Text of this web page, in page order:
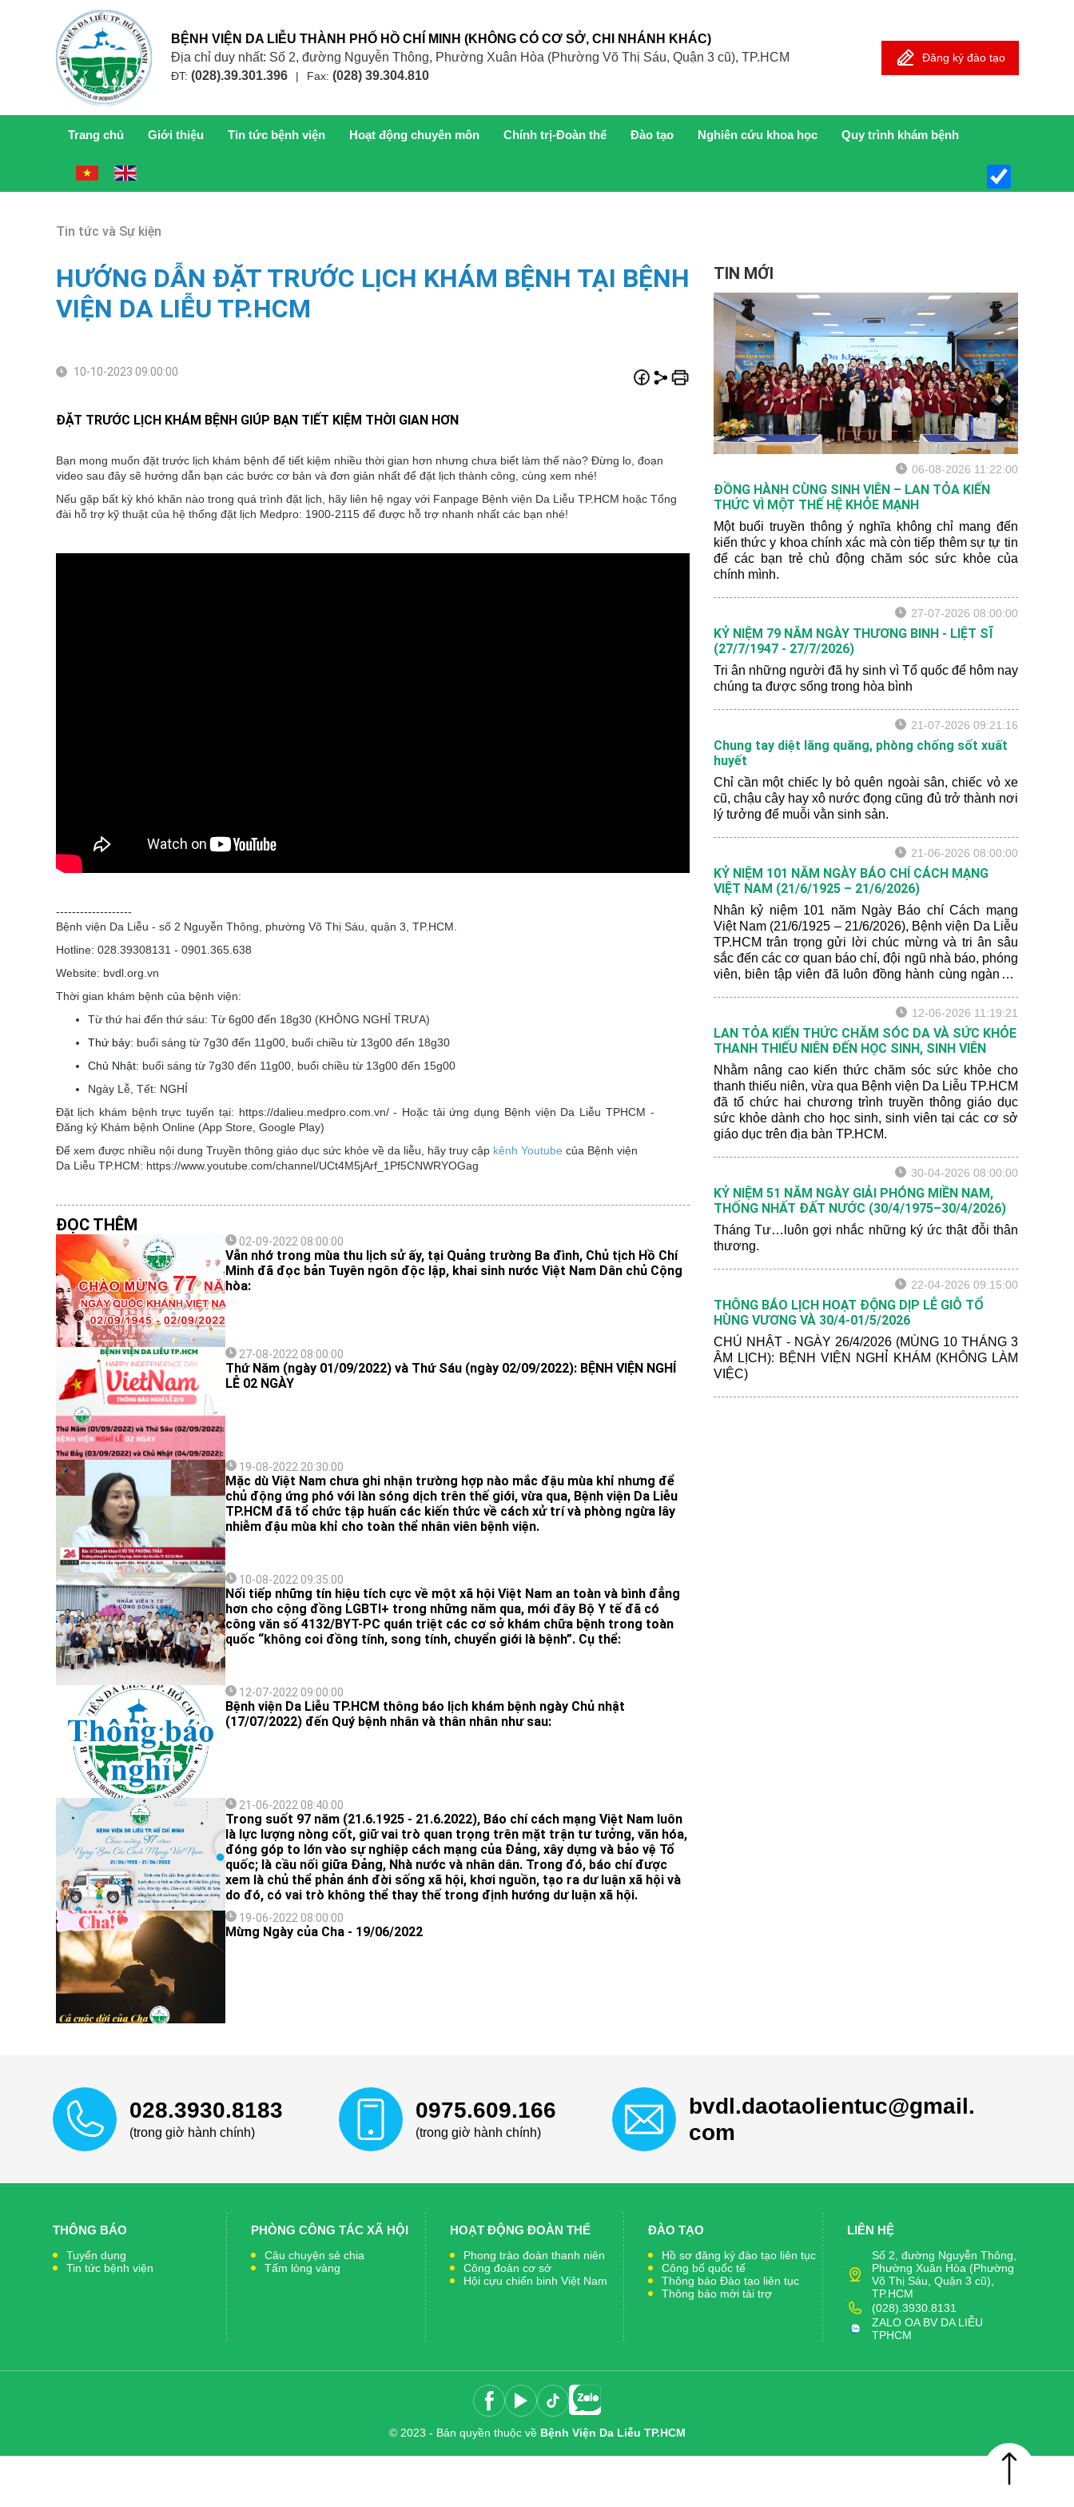
BỆNH VIỆN DA LIỄU THÀNH PHỐ HỒ CHÍ MINH (KHÔNG CÓ CƠ SỞ, CHI NHÁNH KHÁC)
Địa chỉ duy nhất: Số 2, đường Nguyễn Thông, Phường Xuân Hòa (Phường Võ Thị Sáu, Quận 3 cũ), TP.HCM
ĐT: (028).39.301.396 | Fax: (028) 39.304.810
Đăng ký đào tạo
Trang chủ Giới thiệu Tin tức bệnh viện Hoạt động chuyên môn Chính trị-Đoàn thể Đào tạo Nghiên cứu khoa học Quy trình khám bệnh
Tin tức và Sự kiện
HƯỚNG DẪN ĐẶT TRƯỚC LỊCH KHÁM BỆNH TẠI BỆNH
VIỆN DA LIỄU TP.HCM
10-10-2023 09:00:00
ĐẶT TRƯỚC LỊCH KHÁM BỆNH GIÚP BẠN TIẾT KIỆM THỜI GIAN HƠN
Bạn mong muốn đặt trước lịch khám bệnh để tiết kiệm nhiều thời gian hơn nhưng chưa biết làm thế nào? Đừng lo, đoạn
video sau đây sẽ hướng dẫn bạn các bước cơ bản và đơn giản nhất để đặt lịch thành công, cùng xem nhé!
Nếu gặp bất kỳ khó khăn nào trong quá trình đặt lịch, hãy liên hệ ngay với Fanpage Bệnh viện Da Liễu TP.HCM hoặc Tổng
đài hỗ trợ kỹ thuật của hệ thống đặt lịch Medpro: 1900-2115 để được hỗ trợ nhanh nhất các bạn nhé!
-------------------
Bệnh viện Da Liễu - số 2 Nguyễn Thông, phường Võ Thị Sáu, quận 3, TP.HCM.
Hotline: 028.39308131 - 0901.365.638
Website: bvdl.org.vn
Thời gian khám bệnh của bệnh viện:
Từ thứ hai đến thứ sáu: Từ 6g00 đến 18g30 (KHÔNG NGHỈ TRƯA)
Thứ bảy: buổi sáng từ 7g30 đến 11g00, buổi chiều từ 13g00 đến 18g30
Chủ Nhật: buổi sáng từ 7g30 đến 11g00, buổi chiều từ 13g00 đến 15g00
Ngày Lễ, Tết: NGHỈ
Đặt lịch khám bệnh trực tuyến tại: https://dalieu.medpro.com.vn/ - Hoặc tải ứng dụng Bệnh viện Da Liễu TPHCM -
Đăng ký Khám bệnh Online (App Store, Google Play)
Để xem được nhiều nội dung Truyền thông giáo dục sức khỏe về da liễu, hãy truy cậpkênh Youtube của Bệnh viện
Da Liễu TP.HCM: https://www.youtube.com/channel/UCt4M5jArf_1Pf5CNWRYOGag
ĐỌC THÊM
02-09-2022 08:00:00
Vẫn nhớ trong mùa thu lịch sử ấy, tại Quảng trường Ba đình, Chủ tịch Hồ Chí
Minh đã đọc bản Tuyên ngôn độc lập, khai sinh nước Việt Nam Dân chủ Cộng
hòa:
27-08-2022 08:00:00
Thứ Năm (ngày 01/09/2022) và Thứ Sáu (ngày 02/09/2022): BỆNH VIỆN NGHỈ
LỄ 02 NGÀY
19-08-2022 20:30:00
Mặc dù Việt Nam chưa ghi nhận trường hợp nào mắc đậu mùa khỉ nhưng để
chủ động ứng phó với làn sóng dịch trên thế giới, vừa qua, Bệnh viện Da Liễu
TP.HCM đã tổ chức tập huấn các kiến thức về cách xử trí và phòng ngừa lây
nhiễm đậu mùa khỉ cho toàn thể nhân viên bệnh viện.
10-08-2022 09:35:00
Nối tiếp những tín hiệu tích cực về một xã hội Việt Nam an toàn và bình đẳng
hơn cho cộng đồng LGBTI+ trong những năm qua, mới đây Bộ Y tế đã có
công văn số 4132/BYT-PC quán triệt các cơ sở khám chữa bệnh trong toàn
quốc “không coi đồng tính, song tính, chuyển giới là bệnh”. Cụ thể:
12-07-2022 09:00:00
Bệnh viện Da Liễu TP.HCM thông báo lịch khám bệnh ngày Chủ nhật
(17/07/2022) đến Quý bệnh nhân và thân nhân như sau:
21-06-2022 08:40:00
Trong suốt 97 năm (21.6.1925 - 21.6.2022), Báo chí cách mạng Việt Nam luôn
là lực lượng nòng cốt, giữ vai trò quan trọng trên mặt trận tư tưởng, văn hóa,
đóng góp to lớn vào sự nghiệp cách mạng của Đảng, xây dựng và bảo vệ Tổ
quốc; là cầu nối giữa Đảng, Nhà nước và nhân dân. Trong đó, báo chí được
xem là chủ thể phản ánh đời sống xã hội, khơi nguồn, tạo ra dư luận xã hội và
do đó, có vai trò không thể thay thế trong định hướng dư luận xã hội.
19-06-2022 08:00:00
Mừng Ngày của Cha - 19/06/2022
TIN MỚI
06-08-2026 11:22:00
ĐỒNG HÀNH CÙNG SINH VIÊN – LAN TỎA KIẾN
THỨC VÌ MỘT THẾ HỆ KHỎE MẠNH
Một buổi truyền thông ý nghĩa không chỉ mang đến
kiến thức y khoa chính xác mà còn tiếp thêm sự tự tin
để các bạn trẻ chủ động chăm sóc sức khỏe của
chính mình.
27-07-2026 08:00:00
KỶ NIỆM 79 NĂM NGÀY THƯƠNG BINH - LIỆT SĨ
(27/7/1947 - 27/7/2026)
Tri ân những người đã hy sinh vì Tổ quốc để hôm nay
chúng ta được sống trong hòa bình
21-07-2026 09:21:16
Chung tay diệt lăng quăng, phòng chống sốt xuất
huyết
Chỉ cần một chiếc ly bỏ quên ngoài sân, chiếc vỏ xe
cũ, chậu cây hay xô nước đọng cũng đủ trở thành nơi
lý tưởng để muỗi vằn sinh sản.
21-06-2026 08:00:00
KỶ NIỆM 101 NĂM NGÀY BÁO CHÍ CÁCH MẠNG
VIỆT NAM (21/6/1925 – 21/6/2026)
Nhân kỷ niệm 101 năm Ngày Báo chí Cách mạng
Việt Nam (21/6/1925 – 21/6/2026), Bệnh viện Da Liễu
TP.HCM trân trọng gửi lời chúc mừng và tri ân sâu
sắc đến các cơ quan báo chí, đội ngũ nhà báo, phóng
viên, biên tập viên đã luôn đồng hành cùng ngành y
12-06-2026 11:19:21
LAN TỎA KIẾN THỨC CHĂM SÓC DA VÀ SỨC KHỎE
THANH THIẾU NIÊN ĐẾN HỌC SINH, SINH VIÊN
Nhằm nâng cao kiến thức chăm sóc sức khỏe cho
thanh thiếu niên, vừa qua Bệnh viện Da Liễu TP.HCM
đã tổ chức hai chương trình truyền thông giáo dục
sức khỏe dành cho học sinh, sinh viên tại các cơ sở
giáo dục trên địa bàn TP.HCM.
30-04-2026 08:00:00
KỶ NIỆM 51 NĂM NGÀY GIẢI PHÓNG MIỀN NAM,
THỐNG NHẤT ĐẤT NƯỚC (30/4/1975–30/4/2026)
Tháng Tư…luôn gợi nhắc những ký ức thật đỗi thân
thương.
22-04-2026 09:15:00
THÔNG BÁO LỊCH HOẠT ĐỘNG DỊP LỄ GIỖ TỔ
HÙNG VƯƠNG VÀ 30/4-01/5/2026
CHỦ NHẬT - NGÀY 26/4/2026 (MÙNG 10 THÁNG 3
ÂM LỊCH): BỆNH VIỆN NGHỈ KHÁM (KHÔNG LÀM
VIỆC)
028.3930.8183
(trong giờ hành chính)
0975.609.166
(trong giờ hành chính)
bvdl.daotaolientuc@gmail.
com
THÔNG BÁO
Tuyển dụng
Tin tức bệnh viện
PHÒNG CÔNG TÁC XÃ HỘI
Câu chuyện sẻ chia
Tấm lòng vàng
HOẠT ĐỘNG ĐOÀN THỂ
Phong trào đoàn thanh niên
Công đoàn cơ sở
Hội cựu chiến binh Việt Nam
ĐÀO TẠO
Hồ sơ đăng ký đào tạo liên tục
Công bố quốc tế
Thông báo Đào tạo liên tục
Thông báo mời tài trợ
LIÊN HỆ
Số 2, đường Nguyễn Thông,
Phường Xuân Hòa (Phường
Võ Thị Sáu, Quận 3 cũ),
TP.HCM
(028).3930.8131
ZALO OA BV DA LIỄU
TPHCM
© 2023 - Bản quyền thuộc về Bệnh Viện Da Liễu TP.HCM